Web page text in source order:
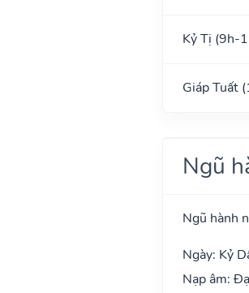
Kỷ Tị (9h-
Giáp Tuất
Ngũ
Ngũ hành
Ngày: Kỷ
Nạp âm: